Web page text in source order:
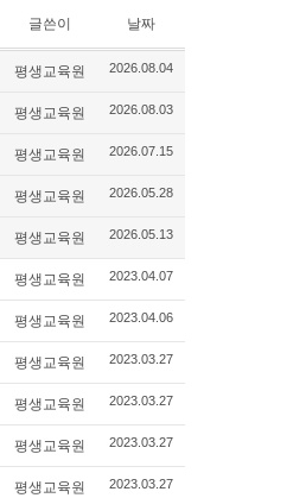
글쓴이 날짜
평생교육원 2026.08.04
평생교육원 2026.08.03
평생교육원 2026.07.15
평생교육원 2026.05.28
평생교육원 2026.05.13
평생교육원 2023.04.07
평생교육원 2023.04.06
평생교육원 2023.03.27
평생교육원 2023.03.27
평생교육원 2023.03.27
평생교육원 2023.03.27